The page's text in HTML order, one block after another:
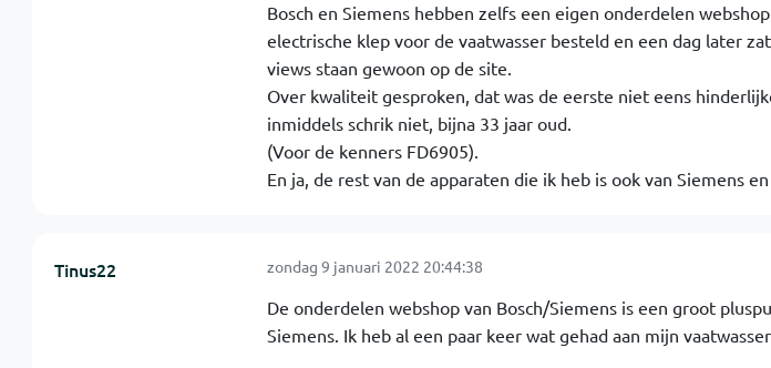
Bosch en Siemens hebben zelfs een eigen onderdelen
electrische klep voor de vaatwasser besteld en een dag later
views staan gewoon op de site.
Over kwaliteit gesproken, dat was de eerste niet eens
inmiddels schrik niet, bijna 33 jaar oud.
(Voor de kenners FD6905).
En ja, de rest van de apparaten die ik heb is ook van Siemens
Tinus22 zondag 9 januari 2022 20:44:38
De onderdelen webshop van Bosch/Siemens is een groot
Siemens. Ik heb al een paar keer wat gehad aan mijn